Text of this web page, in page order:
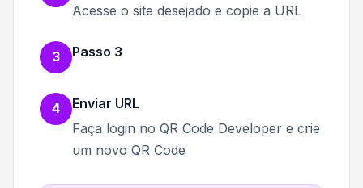
Acesse o site desejado e copie a URL
3 Passo 3
4
Enviar URL
Faça login no QR Code Developer e crie
um novo QR Code